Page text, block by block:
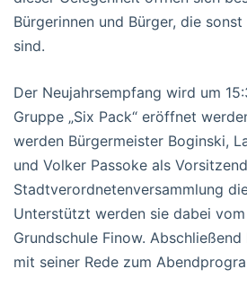
Bürgerinnen und Bürger, die
sind.
Der Neujahrsempfang wird um
Gruppe „Six Pack“ eröffnet
werden Bürgermeister Boginski,
und Volker Passoke als
Stadtverordnetenversammlung
Unterstützt werden sie dabei
Grundschule Finow.
mit seiner Rede zum